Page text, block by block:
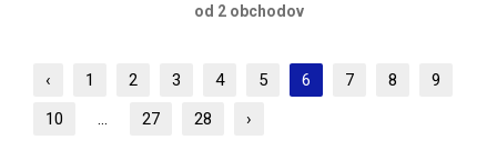
od 2 obchodov
‹ 1 2 3 4 5 6 7 8
9
10
... 27 28 ›